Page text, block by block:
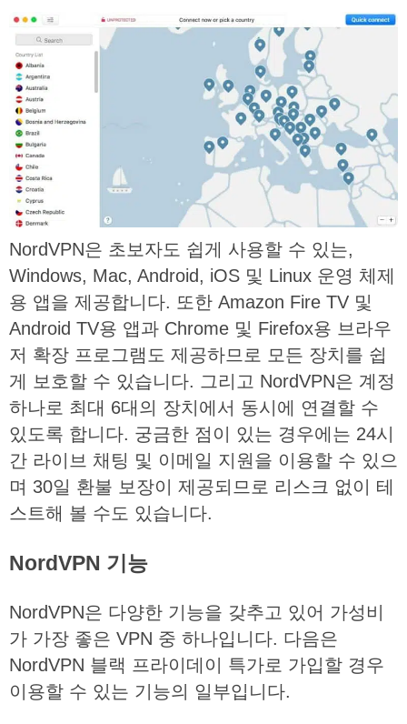
NordVPN은 초보자도 쉽게 사용할 수 있는,
Windows, Mac, Android, iOS 및 Linux 운영 체제
용 앱을 제공합니다. 또한 Amazon Fire TV 및
Android TV용 앱과 Chrome 및 Firefox용 브라우
저 확장 프로그램도 제공하므로 모든 장치를 쉽
게 보호할 수 있습니다. 그리고 NordVPN은 계정
하나로 최대 6대의 장치에서 동시에 연결할 수
있도록 합니다. 궁금한 점이 있는 경우에는 24시
간 라이브 채팅 및 이메일 지원을 이용할 수 있으
며 30일 환불 보장이 제공되므로 리스크 없이 테
스트해 볼 수도 있습니다.
NordVPN 기능
NordVPN은 다양한 기능을 갖추고 있어 가성비
가 가장 좋은 VPN 중 하나입니다. 다음은
NordVPN 블랙 프라이데이 특가로 가입할 경우
이용할 수 있는 기능의 일부입니다.